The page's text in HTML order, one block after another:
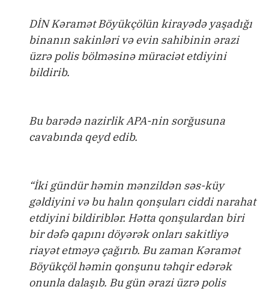
DİN Kəramət Böyükçölün kirayədə yaşadığı
binanın sakinləri və evin sahibinin ərazi
üzrə polis bölməsinə müraciət etdiyini
bildirib.
Bu barədə nazirlik APA-nin sorğusuna
cavabında qeyd edib.
“İki gündür həmin mənzildən səs-küy
gəldiyini və bu halın qonşuları ciddi narahat
etdiyini bildiriblər. Hətta qonşulardan biri
bir dəfə qapını döyərək onları sakitliyə
riayət etməyə çağırıb. Bu zaman Kəramət
Böyükçöl həmin qonşunu təhqir edərək
onunla dalaşıb. Bu gün ərazi üzrə polis